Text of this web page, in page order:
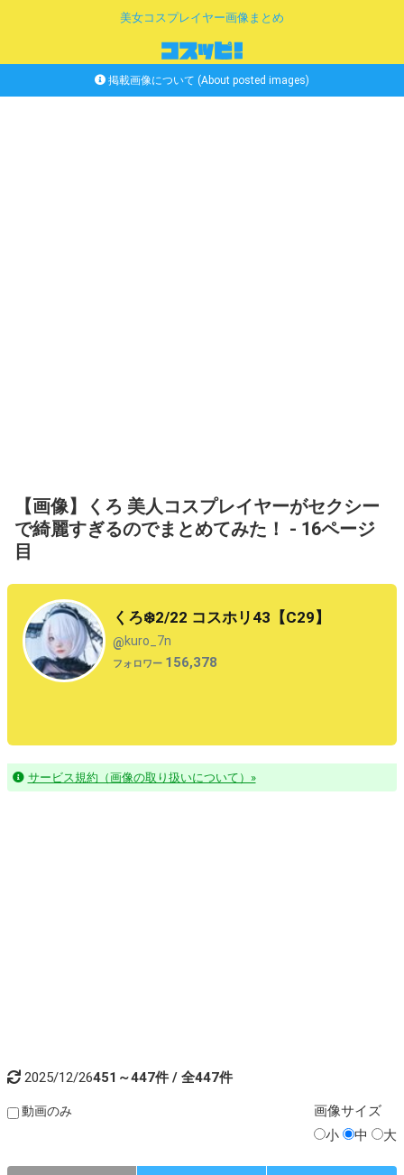
美女コスプレイヤー画像まとめ
掲載画像について (About posted images)
【画像】くろ 美人コスプレイヤーがセクシー
で綺麗すぎるのでまとめてみた！ - 16ページ
目
くろ❄️2/22 コスホリ43【C29】
@kuro_7n
フォロワー 156,378
サービス規約（画像の取り扱いについて）»
2025/12/26451～447件 / 全447件
動画のみ 画像サイズ
小
中 大